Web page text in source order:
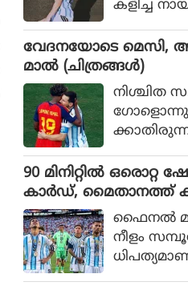
കളിച്ച
36
വിശ്വകിരീടം
വേദനയോടെ മെസി,
മാൽ (ചിത്രങ്ങൾ)
നിശ്ചിത
സ്‌പെയിൻ
ത്
90 മിനിറ്റിൽ ഒരൊറ്റ
കാർഡ്, മൈതാനത്ത്
ജൻ്റീന, സ്പെയിനിന്
പ്പെട്ട കിരീടം
ഫൈനല്‍
നീളം